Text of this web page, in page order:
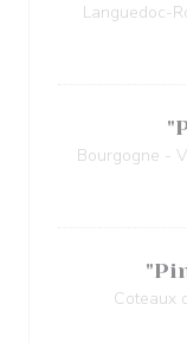
Languedoc-
Bourgogne -
Coteaux